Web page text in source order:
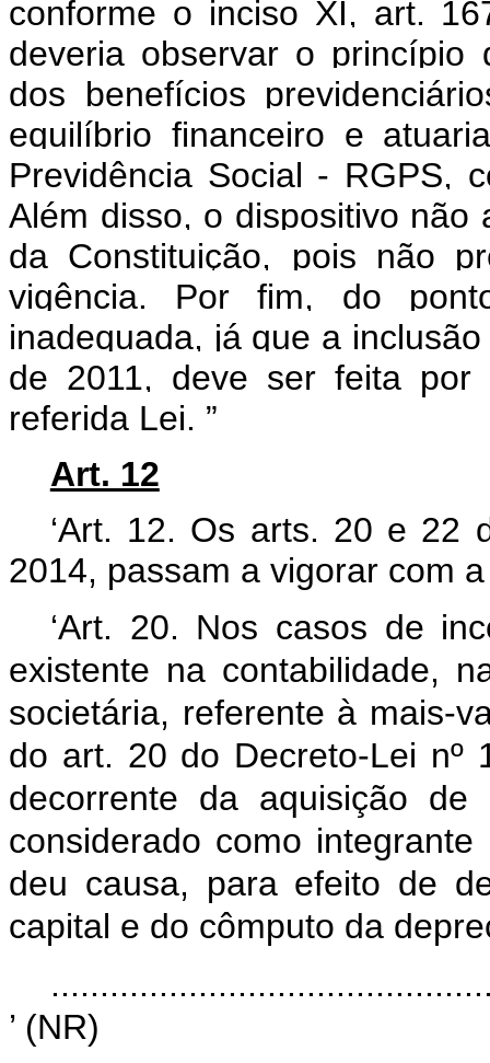
conforme o inciso XI, art.
deveria observar o princípio
dos benefícios
equilíbrio financeiro e
Previdência Social - RGPS,
Além disso, o dispositivo não
da Constituição, pois não
vigência. Por fim, do
inadequada, já que a
de 2011, deve ser feita
referida Lei. ”
Art. 12
‘Art. 12. Os arts. 20 e 22
2014, passam a vigorar com
‘Art. 20. Nos casos de
existente na contabilidade,
societária, referente à mais-
do art. 20 do Decreto-Lei nº
decorrente da aquisição de
considerado como
deu causa, para efeito de
capital e do cômputo da
’ (NR)